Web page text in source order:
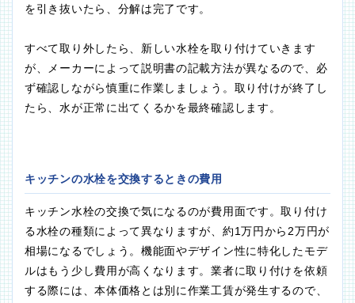
を引き抜いたら、分解は完了です。
すべて取り外したら、新しい水栓を取り付けていきます
が、メーカーによって説明書の記載方法が異なるので、必
ず確認しながら慎重に作業しましょう。取り付けが終了し
たら、水が正常に出てくるかを最終確認します。
キッチンの水栓を交換するときの費用
キッチン水栓の交換で気になるのが費用面です。取り付け
る水栓の種類によって異なりますが、約1万円から2万円が
相場になるでしょう。機能面やデザイン性に特化したモデ
ルはもう少し費用が高くなります。業者に取り付けを依頼
する際には、本体価格とは別に作業工賃が発生するので、